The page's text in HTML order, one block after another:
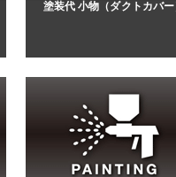
塗装代 小物（ダクトカバ